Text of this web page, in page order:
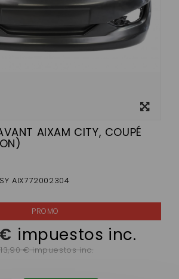
AIXAM CITY, COUPÉ
AIX772002304
impuestos inc.
€ impuestos inc.